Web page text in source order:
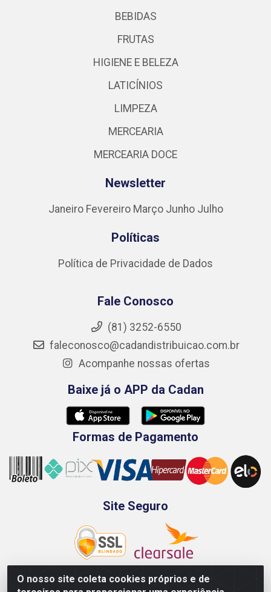
O nosso site coleta cookies próprios e de
BEBIDAS
FRUTAS
HIGIENE E BELEZA
LATICÍNIOS
LIMPEZA
MERCEARIA
MERCEARIA DOCE
Newsletter
Janeiro Fevereiro Março Junho Julho
Políticas
Política de Privacidade de Dados
Fale Conosco
(81) 3252-6550
faleconosco@cadandistribuicao.com.br
Acompanhe nossas ofertas
Baixe já o APP da Cadan
Formas de Pagamento
Site Seguro